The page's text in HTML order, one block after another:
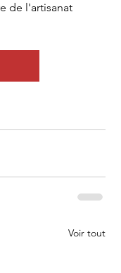
de l'artisanat
Voir tout